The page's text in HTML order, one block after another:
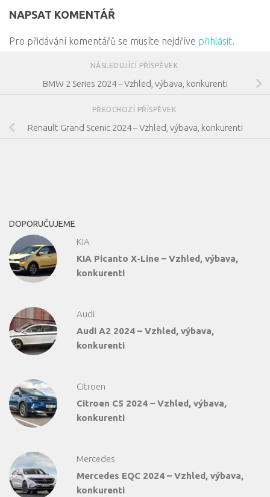
NAPSAT KOMENTÁŘ
Pro přidávání komentářů se musíte nejdříve přihlásit.
NÁSLEDUJÍCÍ PŘÍSPĚVEK
BMW 2 Series 2024 – Vzhled, výbava, konkurenti
PŘEDCHOZÍ PŘÍSPĚVEK
Renault Grand Scenic 2024 – Vzhled, výbava, konkurenti
DOPORUČUJEME
KIA
KIA Picanto X-Line – Vzhled, výbava,
konkurenti
Audi
Audi A2 2024 – Vzhled, výbava,
konkurenti
Citroen
Citroen C5 2024 – Vzhled, výbava,
konkurenti
Mercedes
Mercedes EQC 2024 – Vzhled, výbava,
konkurenti